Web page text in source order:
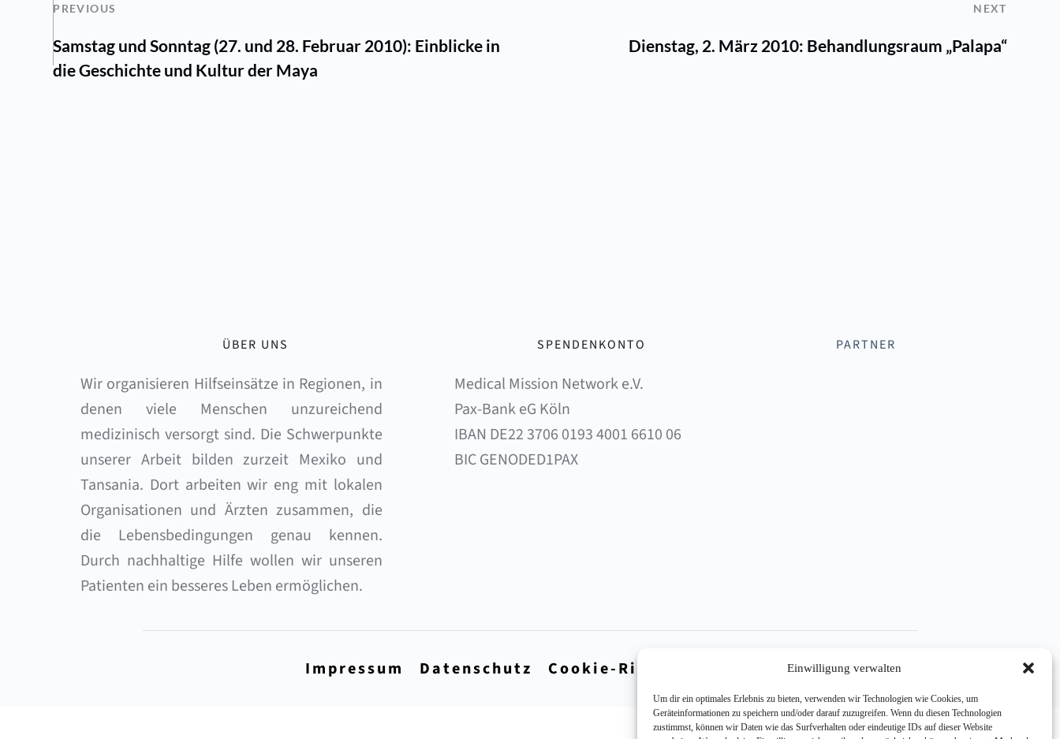
Einwilligung verwalten
Um dir ein optimales Erlebnis zu bieten, verwenden wir Technologien wie Cookies, um
Geräteinformationen zu speichern und/oder darauf zuzugreifen. Wenn du diesen Technologien
zustimmst, können wir Daten wie das Surfverhalten oder eindeutige IDs auf dieser Website
PREVIOUS NEXT
Samstag und Sonntag (27. und 28. Februar 2010): Einblicke in
die Geschichte und Kultur der Maya
Dienstag, 2. März 2010: Behandlungsraum „Palapa“
ÜBER UNS
Wir organisieren Hilfseinsätze in Regionen, in
denen viele Menschen unzureichend
medizinisch versorgt sind. Die Schwerpunkte
unserer Arbeit bilden zurzeit Mexiko und
Tansania. Dort arbeiten wir eng mit lokalen
Organisationen und Ärzten zusammen, die
die Lebensbedingungen genau kennen.
Durch nachhaltige Hilfe wollen wir unseren
Patienten ein besseres Leben ermöglichen.
SPENDENKONTO
Medical Mission Network e.V.
Pax-Bank eG Köln
IBAN DE22 3706 0193 4001 6610 06
BIC GENODED1PAX
PARTNER
Impressum Datenschutz Cookie-Richtlinie (EU)